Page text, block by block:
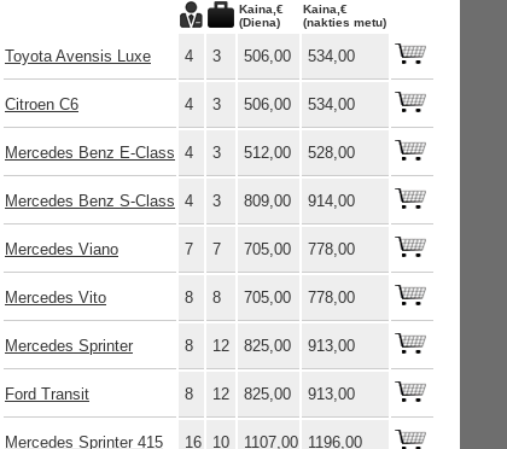
Kaina,€
(Diena)
Kaina,€
(nakties metu)
Toyota Avensis Luxe 4 3 506,00 534,00
Citroen C6 4 3 506,00 534,00
Mercedes Benz E-Class 4 3 512,00 528,00
Mercedes Benz S-Class 4 3 809,00 914,00
Mercedes Viano 7 7 705,00 778,00
Mercedes Vito 8 8 705,00 778,00
Mercedes Sprinter 8 12 825,00 913,00
Ford Transit 8 12 825,00 913,00
Mercedes Sprinter 415 16 10 1107,00 1196,00